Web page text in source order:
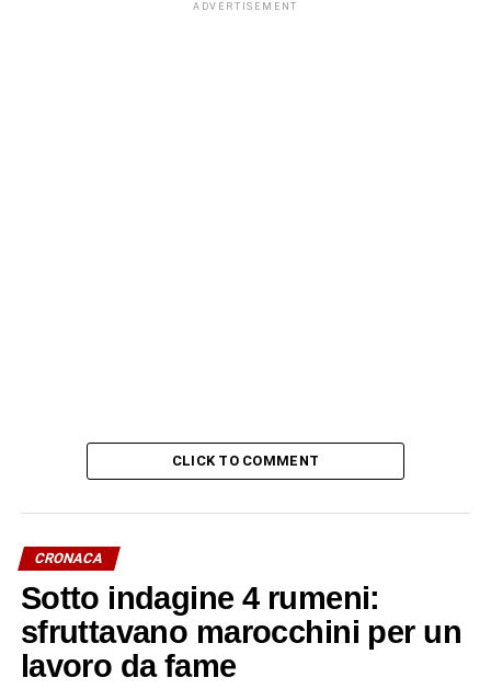
ADVERTISEMENT
CLICK TO COMMENT
CRONACA
Sotto indagine 4 rumeni:
sfruttavano marocchini per un
lavoro da fame